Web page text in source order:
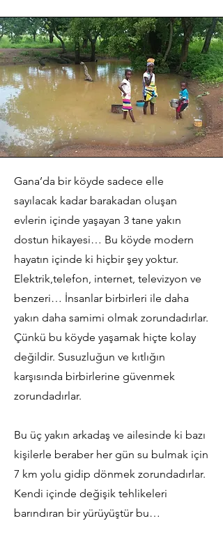
Gana’da bir köyde sadece elle
sayılacak kadar barakadan oluşan
evlerin içinde yaşayan 3 tane yakın
dostun hikayesi… Bu köyde modern
hayatın içinde ki hiçbir şey yoktur.
Elektrik,telefon, internet, televizyon ve
benzeri… İnsanlar birbirleri ile daha
yakın daha samimi olmak zorundadırlar.
Çünkü bu köyde yaşamak hiçte kolay
değildir. Susuzluğun ve kıtlığın
karşısında birbirlerine güvenmek
zorundadırlar.
Bu üç yakın arkadaş ve ailesinde ki bazı
kişilerle beraber her gün su bulmak için
7 km yolu gidip dönmek zorundadırlar.
Kendi içinde değişik tehlikeleri
barındıran bir yürüyüştür bu…